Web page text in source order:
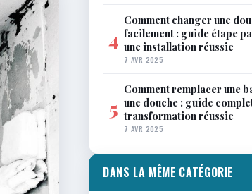
4
Comment changer une
facilement : guide étape
une installation réussie
7 AVR 2025
5
Comment remplacer une
une douche : guide
transformation réussie
7 AVR 2025
DANS LA MÊME CATÉGORIE